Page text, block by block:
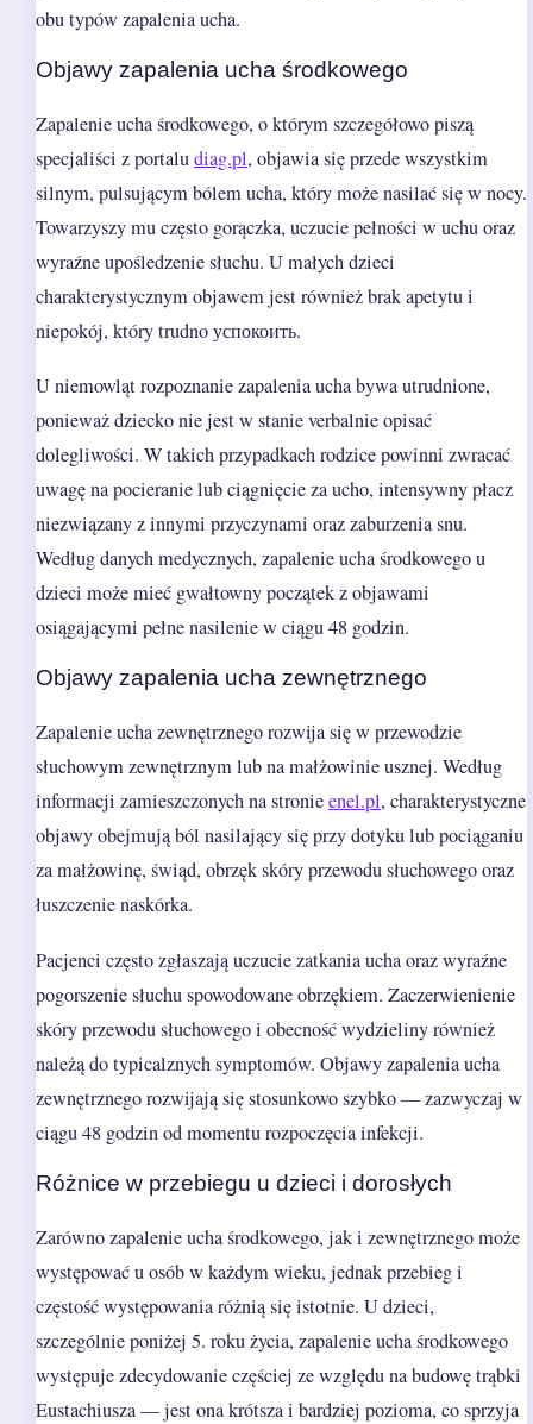
obu typów zapalenia ucha.
Objawy zapalenia ucha środkowego
Zapalenie ucha środkowego, o którym szczegółowo piszą
specjaliści z portaludiag.pl, objawia się przede wszystkim
silnym, pulsującym bólem ucha, który może nasilać się w nocy.
Towarzyszy mu często gorączka, uczucie pełności w uchu oraz
wyraźne upośledzenie słuchu. U małych dzieci
charakterystycznym objawem jest również brak apetytu i
niepokój, który trudno успокоить.
U niemowląt rozpoznanie zapalenia ucha bywa utrudnione,
ponieważ dziecko nie jest w stanie verbalnie opisać
dolegliwości. W takich przypadkach rodzice powinni zwracać
uwagę na pocieranie lub ciągnięcie za ucho, intensywny płacz
niezwiązany z innymi przyczynami oraz zaburzenia snu.
Według danych medycznych, zapalenie ucha środkowego u
dzieci może mieć gwałtowny początek z objawami
osiągającymi pełne nasilenie w ciągu 48 godzin.
Objawy zapalenia ucha zewnętrznego
Zapalenie ucha zewnętrznego rozwija się w przewodzie
słuchowym zewnętrznym lub na małżowinie usznej. Według
informacji zamieszczonych na stronieenel.pl, charakterystyczne
objawy obejmują ból nasilający się przy dotyku lub pociąganiu
za małżowinę, świąd, obrzęk skóry przewodu słuchowego oraz
łuszczenie naskórka.
Pacjenci często zgłaszają uczucie zatkania ucha oraz wyraźne
pogorszenie słuchu spowodowane obrzękiem. Zaczerwienienie
skóry przewodu słuchowego i obecność wydzieliny również
należą do typicalznych symptomów. Objawy zapalenia ucha
zewnętrznego rozwijają się stosunkowo szybko — zazwyczaj w
ciągu 48 godzin od momentu rozpoczęcia infekcji.
Różnice w przebiegu u dzieci i dorosłych
Zarówno zapalenie ucha środkowego, jak i zewnętrznego może
występować u osób w każdym wieku, jednak przebieg i
częstość występowania różnią się istotnie. U dzieci,
szczególnie poniżej 5. roku życia, zapalenie ucha środkowego
występuje zdecydowanie częściej ze względu na budowę trąbki
Eustachiusza — jest ona krótsza i bardziej pozioma, co sprzyja